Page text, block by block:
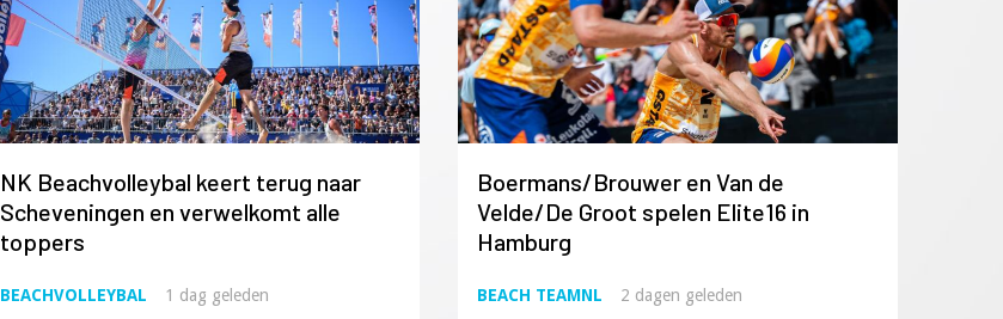
NK Beachvolleybal keert terug naar
Scheveningen en verwelkomt alle
toppers
BEACHVOLLEYBAL 1 dag geleden
Boermans/Brouwer en Van de
Velde/De Groot spelen Elite16 in
Hamburg
BEACH TEAMNL 2 dagen geleden